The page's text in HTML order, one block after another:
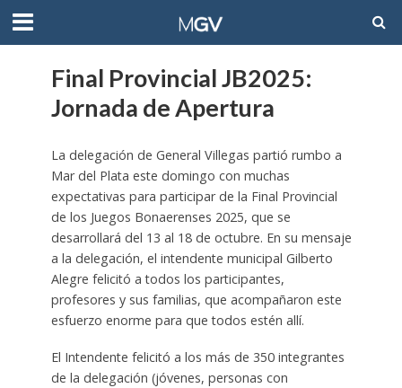
Final Provincial JB2025:
Jornada de Apertura
La delegación de General Villegas partió rumbo a
Mar del Plata este domingo con muchas
expectativas para participar de la Final Provincial
de los Juegos Bonaerenses 2025, que se
desarrollará del 13 al 18 de octubre. En su mensaje
a la delegación, el intendente municipal Gilberto
Alegre felicitó a todos los participantes,
profesores y sus familias, que acompañaron este
esfuerzo enorme para que todos estén allí.
El Intendente felicitó a los más de 350 integrantes
de la delegación (jóvenes, personas con